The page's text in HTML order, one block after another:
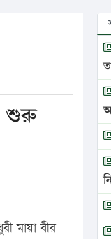
শুরু
মায়া বীর